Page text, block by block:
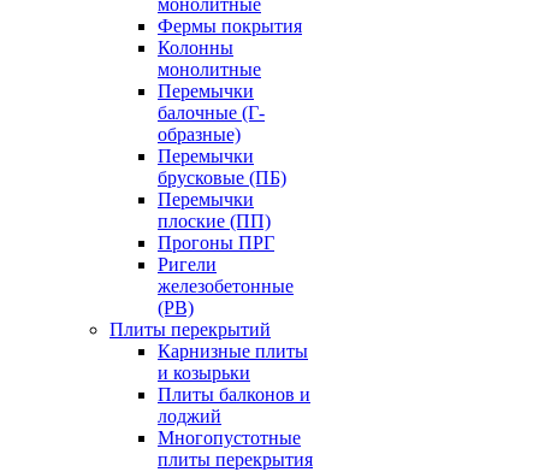
монолитные
Фермы покрытия
Колонны
монолитные
Перемычки
балочные (Г-
образные)
Перемычки
брусковые (ПБ)
Перемычки
плоские (ПП)
Прогоны ПРГ
Ригели
железобетонные
(РВ)
Плиты перекрытий
Карнизные плиты
и козырьки
Плиты балконов и
лоджий
Многопустотные
плиты перекрытия